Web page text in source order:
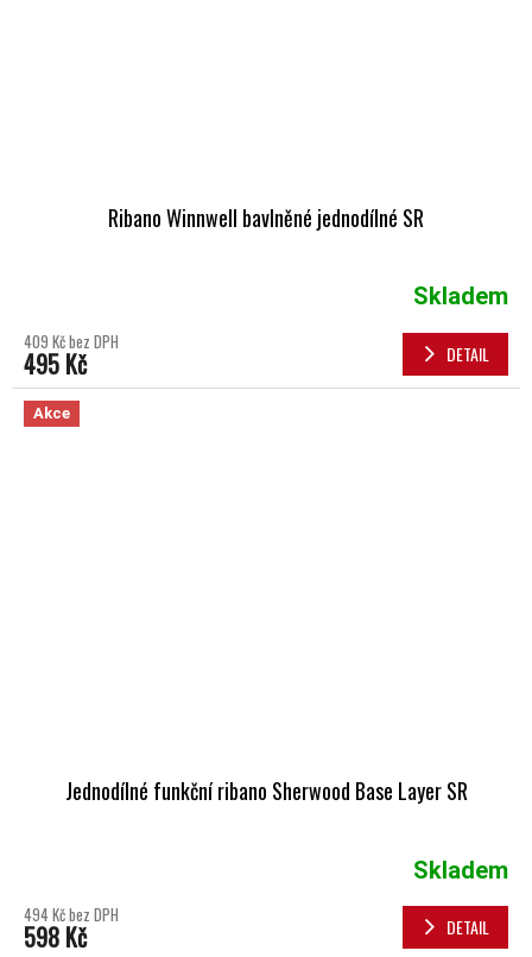
Ribano Winnwell bavlněné jednodílné SR
Skladem
409 Kč bez DPH
495 Kč DETAIL
Akce
Jednodílné funkční ribano Sherwood Base Layer SR
Skladem
494 Kč bez DPH
598 Kč DETAIL